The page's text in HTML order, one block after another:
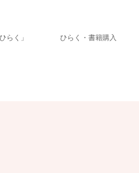
らく」 ひらく・書籍購入